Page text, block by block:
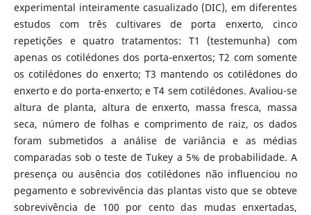
experimental inteiramente casualizado (DIC), em diferentes
estudos com três cultivares de porta enxerto, cinco
repetições e quatro tratamentos: T1 (testemunha) com
apenas os cotilédones dos porta-enxertos; T2 com somente
os cotilédones do enxerto; T3 mantendo os cotilédones do
enxerto e do porta-enxerto; e T4 sem cotilédones. Avaliou-se
altura de planta, altura de enxerto, massa fresca, massa
seca, número de folhas e comprimento de raiz, os dados
foram submetidos a análise de variância e as médias
comparadas sob o teste de Tukey a 5% de probabilidade. A
presença ou ausência dos cotilédones não influenciou no
pegamento e sobrevivência das plantas visto que se obteve
sobrevivência de 100 por cento das mudas enxertadas,